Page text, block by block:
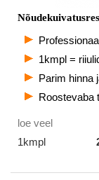
1kmpl =
Parim hinna
Roostevaba
loe veel
1kmpl